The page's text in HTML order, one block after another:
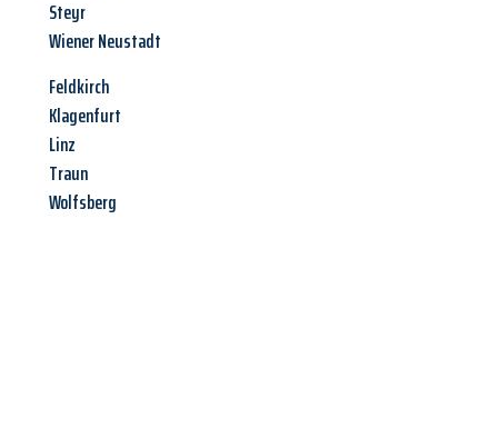
Steyr
Wiener Neustadt
Feldkirch
Klagenfurt
Linz
Traun
Wolfsberg